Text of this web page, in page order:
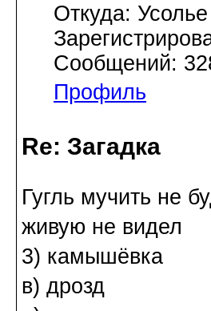
Откуда:
Сообщений:
Профиль
Re: Загадка
Гугль мучить не
живую не видел
3) камышёвка
в) дрозд